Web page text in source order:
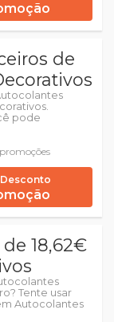
de
pode
18,62€
Tente usar
Autocolantes